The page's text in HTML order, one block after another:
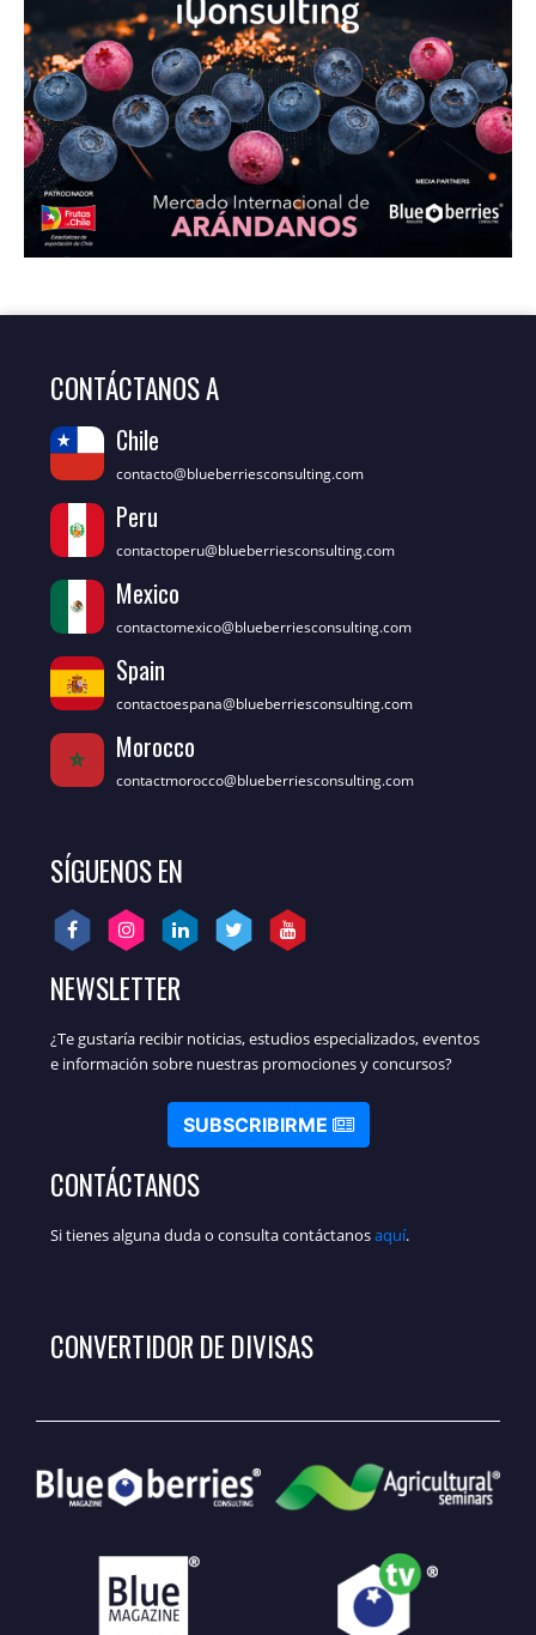
CONTÁCTANOS A
Chile
contacto@blueberriesconsulting.com
Peru
contactoperu@blueberriesconsulting.com
Mexico
contactomexico@blueberriesconsulting.com
Spain
contactoespana@blueberriesconsulting.com
Morocco
contactmorocco@blueberriesconsulting.com
SÍGUENOS EN
NEWSLETTER
¿Te gustaría recibir noticias, estudios especializados, eventos
e información sobre nuestras promociones y concursos?
SUBSCRIBIRME
CONTÁCTANOS
Si tienes alguna duda o consulta contáctanosaquí.
CONVERTIDOR DE DIVISAS